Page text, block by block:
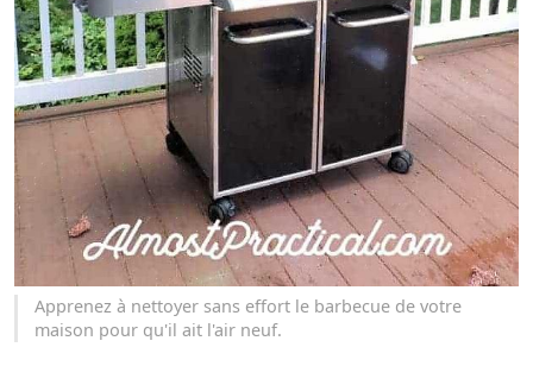
Apprenez à nettoyer sans effort le barbecue de votre
maison pour qu'il ait l'air neuf.